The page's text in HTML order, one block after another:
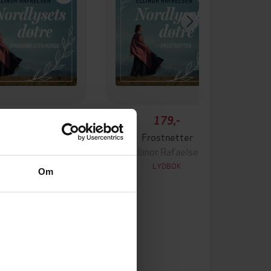
Om
uten konge
179,-
Frostnetter
Ellinor Rafaelsen
LYDBOK